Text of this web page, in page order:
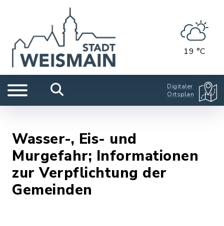
19 °C
Digitaler
Ortsplan
Wasser-, Eis- und
Murgefahr; Informationen
zur Verpflichtung der
Gemeinden